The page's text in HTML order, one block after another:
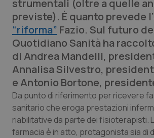
Professionisti Sanitari.AI
Abruzzo
Basilicata
Calabria
Campania
QS Pro Gold
Artrite & artrosi
Asma & BPCO
Car-T
QS Club Newsletter
strumentali (oltre a quelle
previste). È quanto prevede
“riforma” Fazio. Sul futuro
Quotidiano Sanità ha
di Andrea Mandelli,
Annalisa Silvestro,
e Antonio Bortone,
Da punto di riferimento per ricevere
sanitario che eroga prestazioni
riabilitative da parte dei fisioterapisti.
farmacia è in atto, protagonista sia di